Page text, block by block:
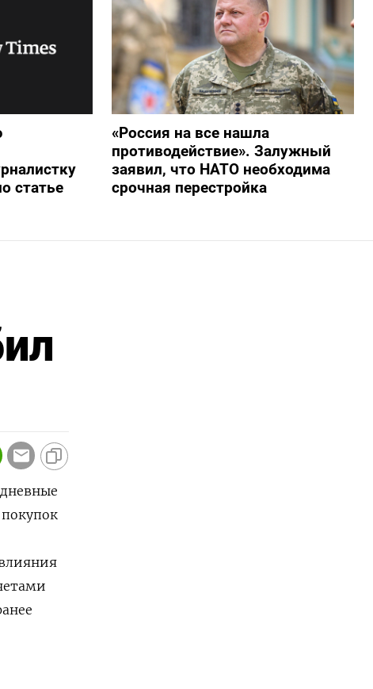
статье
«Россия на все нашла
противодействие». Залужный
заявил, что НАТО необходима
срочная перестройка